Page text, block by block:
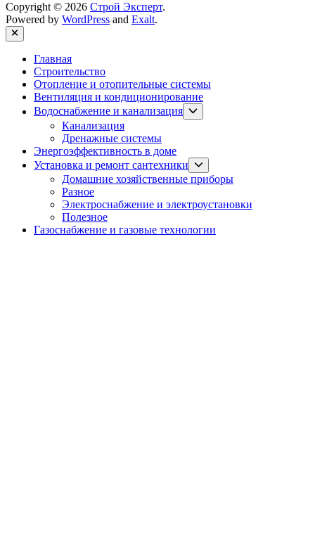
Copyright © 2026 Строй Эксперт.
Powered by WordPress and Exalt.
Close
Главная
Строительство
Отопление и отопительные системы
Вентиляция и кондиционирование
Водоснабжение и канализация
Show
sub
Канализация
Дренажные системы
Энергоэффективность в доме
Установка и ремонт сантехники
sub
menu
Домашние хозяйственные приборы
Разное
Электроснабжение и электроустановки
Полезное
Газоснабжение и газовые технологии